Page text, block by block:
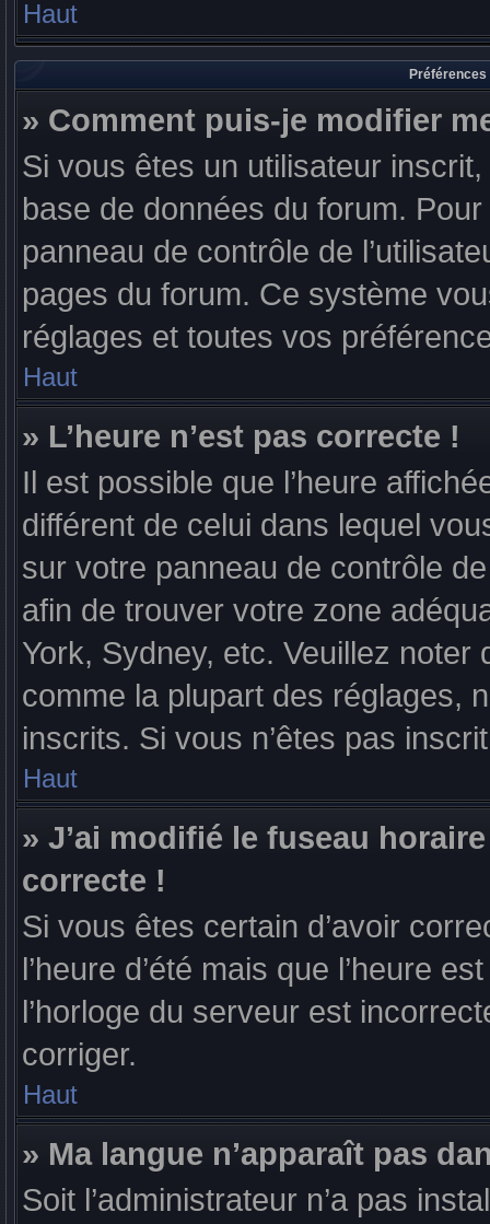
Haut
» Comment puis-je modifier
Si vous êtes un utilisateur
base de données du forum.
panneau de contrôle de
pages du forum. Ce système
réglages et toutes vos
Haut
» L’heure n’est pas correcte !
Il est possible que l’heure
différent de celui dans lequel
sur votre panneau de contrôle
afin de trouver votre zone
York, Sydney, etc. Veuillez
comme la plupart des réglages,
inscrits. Si vous n’êtes pas
Haut
» J’ai modifié le fuseau
correcte !
Si vous êtes certain d’avoir
l’heure d’été mais que l’heure
l’horloge du serveur est
corriger.
Haut
» Ma langue n’apparaît pas
Soit l’administrateur n’a pas